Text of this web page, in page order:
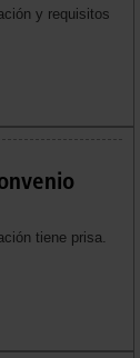
y requisitos
tiene prisa.